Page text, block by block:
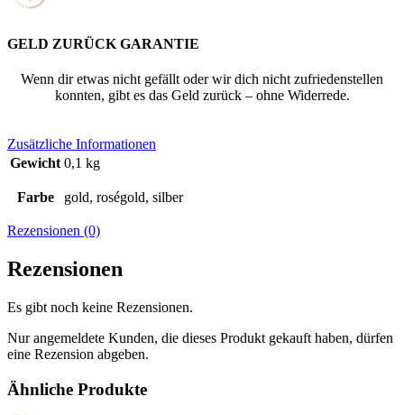
GELD ZURÜCK GARANTIE
Wenn dir etwas nicht gefällt oder wir dich nicht zufriedenstellen
konnten, gibt es das Geld zurück – ohne Widerrede.
Zusätzliche Informationen
Gewicht 0,1 kg
Farbe gold, roségold, silber
Rezensionen (0)
Rezensionen
Es gibt noch keine Rezensionen.
Nur angemeldete Kunden, die dieses Produkt gekauft haben, dürfen
eine Rezension abgeben.
Ähnliche Produkte